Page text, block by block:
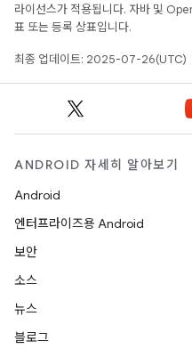
라이선스가 적용됩니다. 자바 및
표 또는 등록 상표입니다.
최종 업데이트: 2025-07-26(UTC)
ANDROID 자세히 알아보기
Android
엔터프라이즈용 Android
보안
소스
뉴스
블로그